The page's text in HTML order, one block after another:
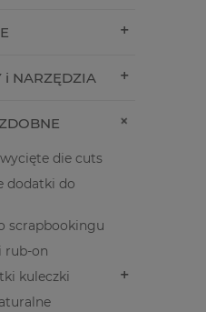
i NARZĘDZIA
die cuts
dodatki do
scrapbookingu
rub-on
kuleczki